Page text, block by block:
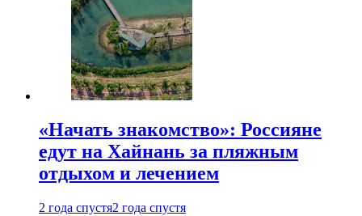
«Начать знакомство»: Россияне
едут на Хайнань за пляжным
отдыхом и лечением
2 года спустя2 года спустя